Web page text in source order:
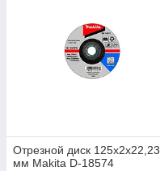
Отрезной диск 125х2х22,23
мм Makita D-18574